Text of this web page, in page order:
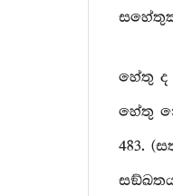
හේතු
හේතු
483.